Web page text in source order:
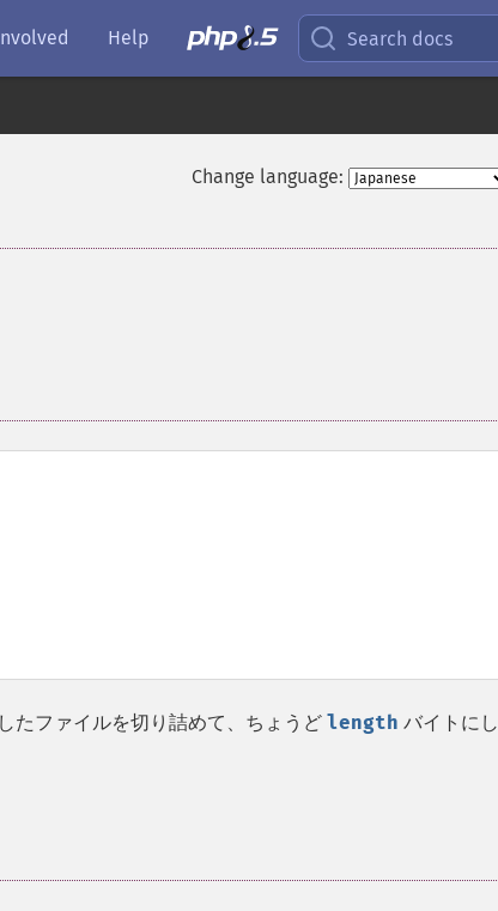
Help Search docs
Change language:
たファイルを切り詰めて、ちょうど length バイトにし